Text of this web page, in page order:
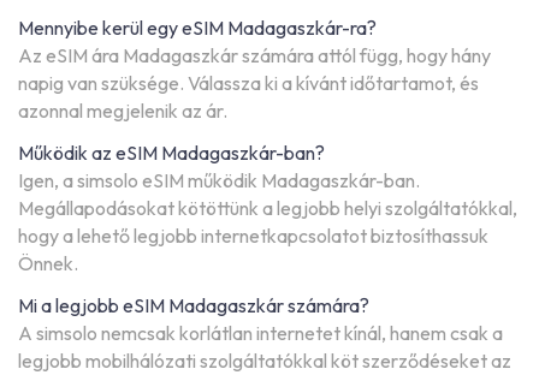
Mennyibe kerül egy eSIM Madagaszkár-ra?
Az eSIM ára Madagaszkár számára attól függ, hogy hány
napig van szüksége. Válassza ki a kívánt időtartamot, és
azonnal megjelenik az ár.
Működik az eSIM Madagaszkár-ban?
Igen, a simsolo eSIM működik Madagaszkár-ban.
Megállapodásokat kötöttünk a legjobb helyi szolgáltatókkal,
hogy a lehető legjobb internetkapcsolatot biztosíthassuk
Önnek.
Mi a legjobb eSIM Madagaszkár számára?
A simsolo nemcsak korlátlan internetet kínál, hanem csak a
legjobb mobilhálózati szolgáltatókkal köt szerződéseket az